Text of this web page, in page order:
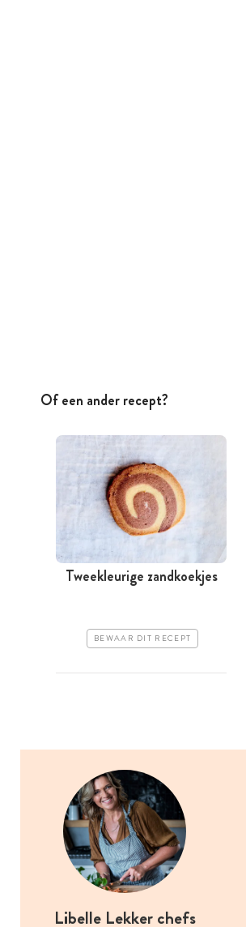
Of een ander recept?
Tweekleurige zandkoekjes
BEWAAR DIT RECEPT
Libelle Lekker chefs